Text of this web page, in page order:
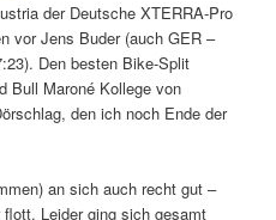
der Deutsche XTERRA-Pro
vor Jens Buder (auch GER –
Den besten Bike-Split
Bull Maroné Kollege von
den ich noch Ende der
an sich auch recht gut –
Leider ging sich gesamt